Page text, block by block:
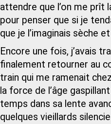
attendre que l’on me prît
pour penser que si je
que je l’imaginais sèche
Encore une fois, j’avais
finalement retourner au
train qui me ramenait
la force de l’âge
temps dans sa lente
quelques vieillards